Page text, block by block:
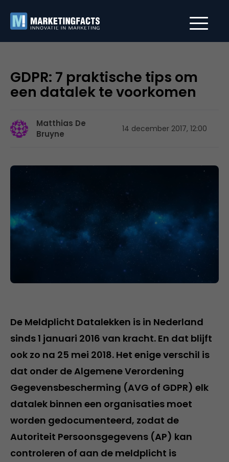
GDPR: 7 praktische tips om
een datalek te voorkomen
Matthias De
Bruyne
14 december 2017, 12:00
De Meldplicht Datalekken is in Nederland
sinds 1 januari 2016 van kracht. En dat blijft
ook zo na 25 mei 2018. Het enige verschil is
dat onder de Algemene Verordening
Gegevensbescherming (AVG of GDPR) elk
datalek binnen een organisaties moet
worden gedocumenteerd, zodat de
Autoriteit Persoonsgegevens (AP) kan
controleren of aan de meldplicht is